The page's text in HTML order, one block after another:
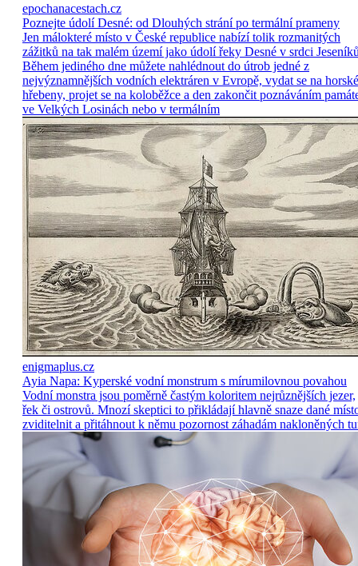
epochanacestach.cz
Poznejte údolí Desné: od Dlouhých strání po termální prameny
Jen málokteré místo v České republice nabízí tolik rozmanitých
zážitků na tak malém území jako údolí řeky Desné v srdci
Během jediného dne můžete nahlédnout do útrob jedné z
nejvýznamnějších vodních elektráren v Evropě, vydat se na horské
hřebeny, projet se na koloběžce a den zakončit poznáváním
ve Velkých Losinách nebo v termálním
enigmaplus.cz
Ayia Napa: Kyperské vodní monstrum s mírumilovnou povahou
Vodní monstra jsou poměrně častým koloritem nejrůznějších jezer,
řek či ostrovů. Mnozí skeptici to přikládají hlavně snaze dané
zviditelnit a přitáhnout k němu pozornost záhadám nakloněných